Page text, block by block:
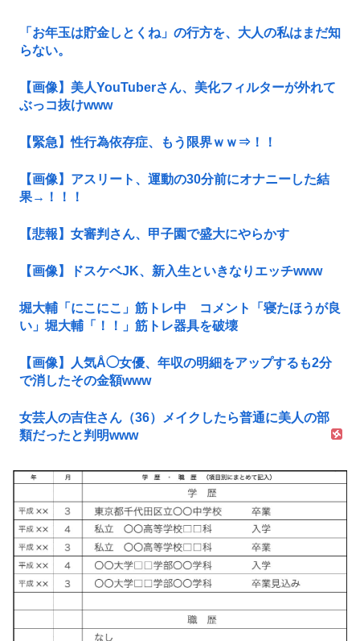
「お年玉は貯金しとくね」の行方を、大人の私はまだ知
らない。
【画像】美人YouTuberさん、美化フィルターが外れて
ぶっコ抜けwww
【緊急】性行為依存症、もう限界ｗｗ⇒！！
【画像】アスリート、運動の30分前にオナニーした結
果→！！！
【悲報】女審判さん、甲子園で盛大にやらかす
【画像】ドスケベJK、新入生といきなりエッチwww
堀大輔「にこにこ」筋トレ中 コメント「寝たほうが良
い」堀大輔「！！」筋トレ器具を破壊
【画像】人気Å◯女優、年収の明細をアップするも2分
で消したその金額www
女芸人の吉住さん（36）メイクしたら普通に美人の部
類だったと判明www